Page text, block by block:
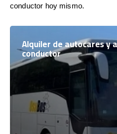
conductor hoy mismo.
Alquiler de autocares y
conductor